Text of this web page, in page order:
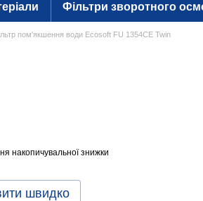
Фільтри зворотного
пом'якшення води Ecosoft FU 1354CE Twin
накопичувальної знижки
швидко